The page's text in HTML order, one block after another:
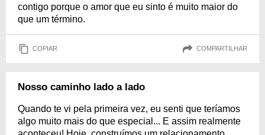
contigo porque o amor que eu sinto é muito maior do
que um término.
COPIAR COMPARTILHAR
Nosso caminho lado a lado
Quando te vi pela primeira vez, eu senti que teríamos
algo muito mais do que especial... E assim realmente